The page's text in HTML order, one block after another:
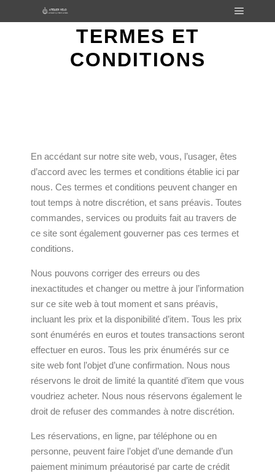
TERMES ET
CONDITIONS
En accédant sur notre site web, vous, l’usager, êtes
d’accord avec les termes et conditions établie ici par
nous. Ces termes et conditions peuvent changer en
tout temps à notre discrétion, et sans préavis. Toutes
commandes, services ou produits fait au travers de
ce site sont également gouverner pas ces termes et
conditions.
Nous pouvons corriger des erreurs ou des
inexactitudes et changer ou mettre à jour l’information
sur ce site web à tout moment et sans préavis,
incluant les prix et la disponibilité d’item. Tous les prix
sont énumérés en euros et toutes transactions seront
effectuer en euros. Tous les prix énumérés sur ce
site web font l’objet d’une confirmation. Nous nous
réservons le droit de limité la quantité d’item que vous
voudriez acheter. Nous nous réservons également le
droit de refuser des commandes à notre discrétion.
Les réservations, en ligne, par téléphone ou en
personne, peuvent faire l’objet d’une demande d’un
paiement minimum préautorisé par carte de crédit